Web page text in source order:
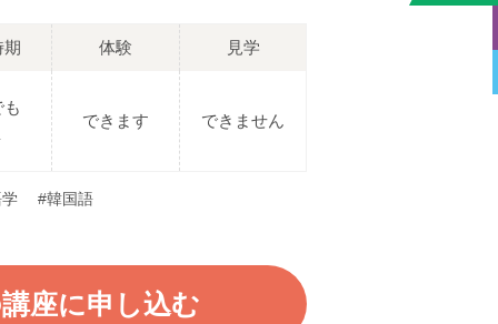
期 体験 見学
できます できません
#韓国語
座に申し込む